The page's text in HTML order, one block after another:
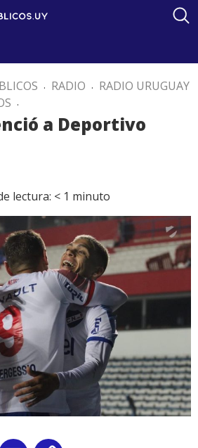
. RADIO . RADIO URUGUAY
.
a Deportivo
lectura: < 1 minuto